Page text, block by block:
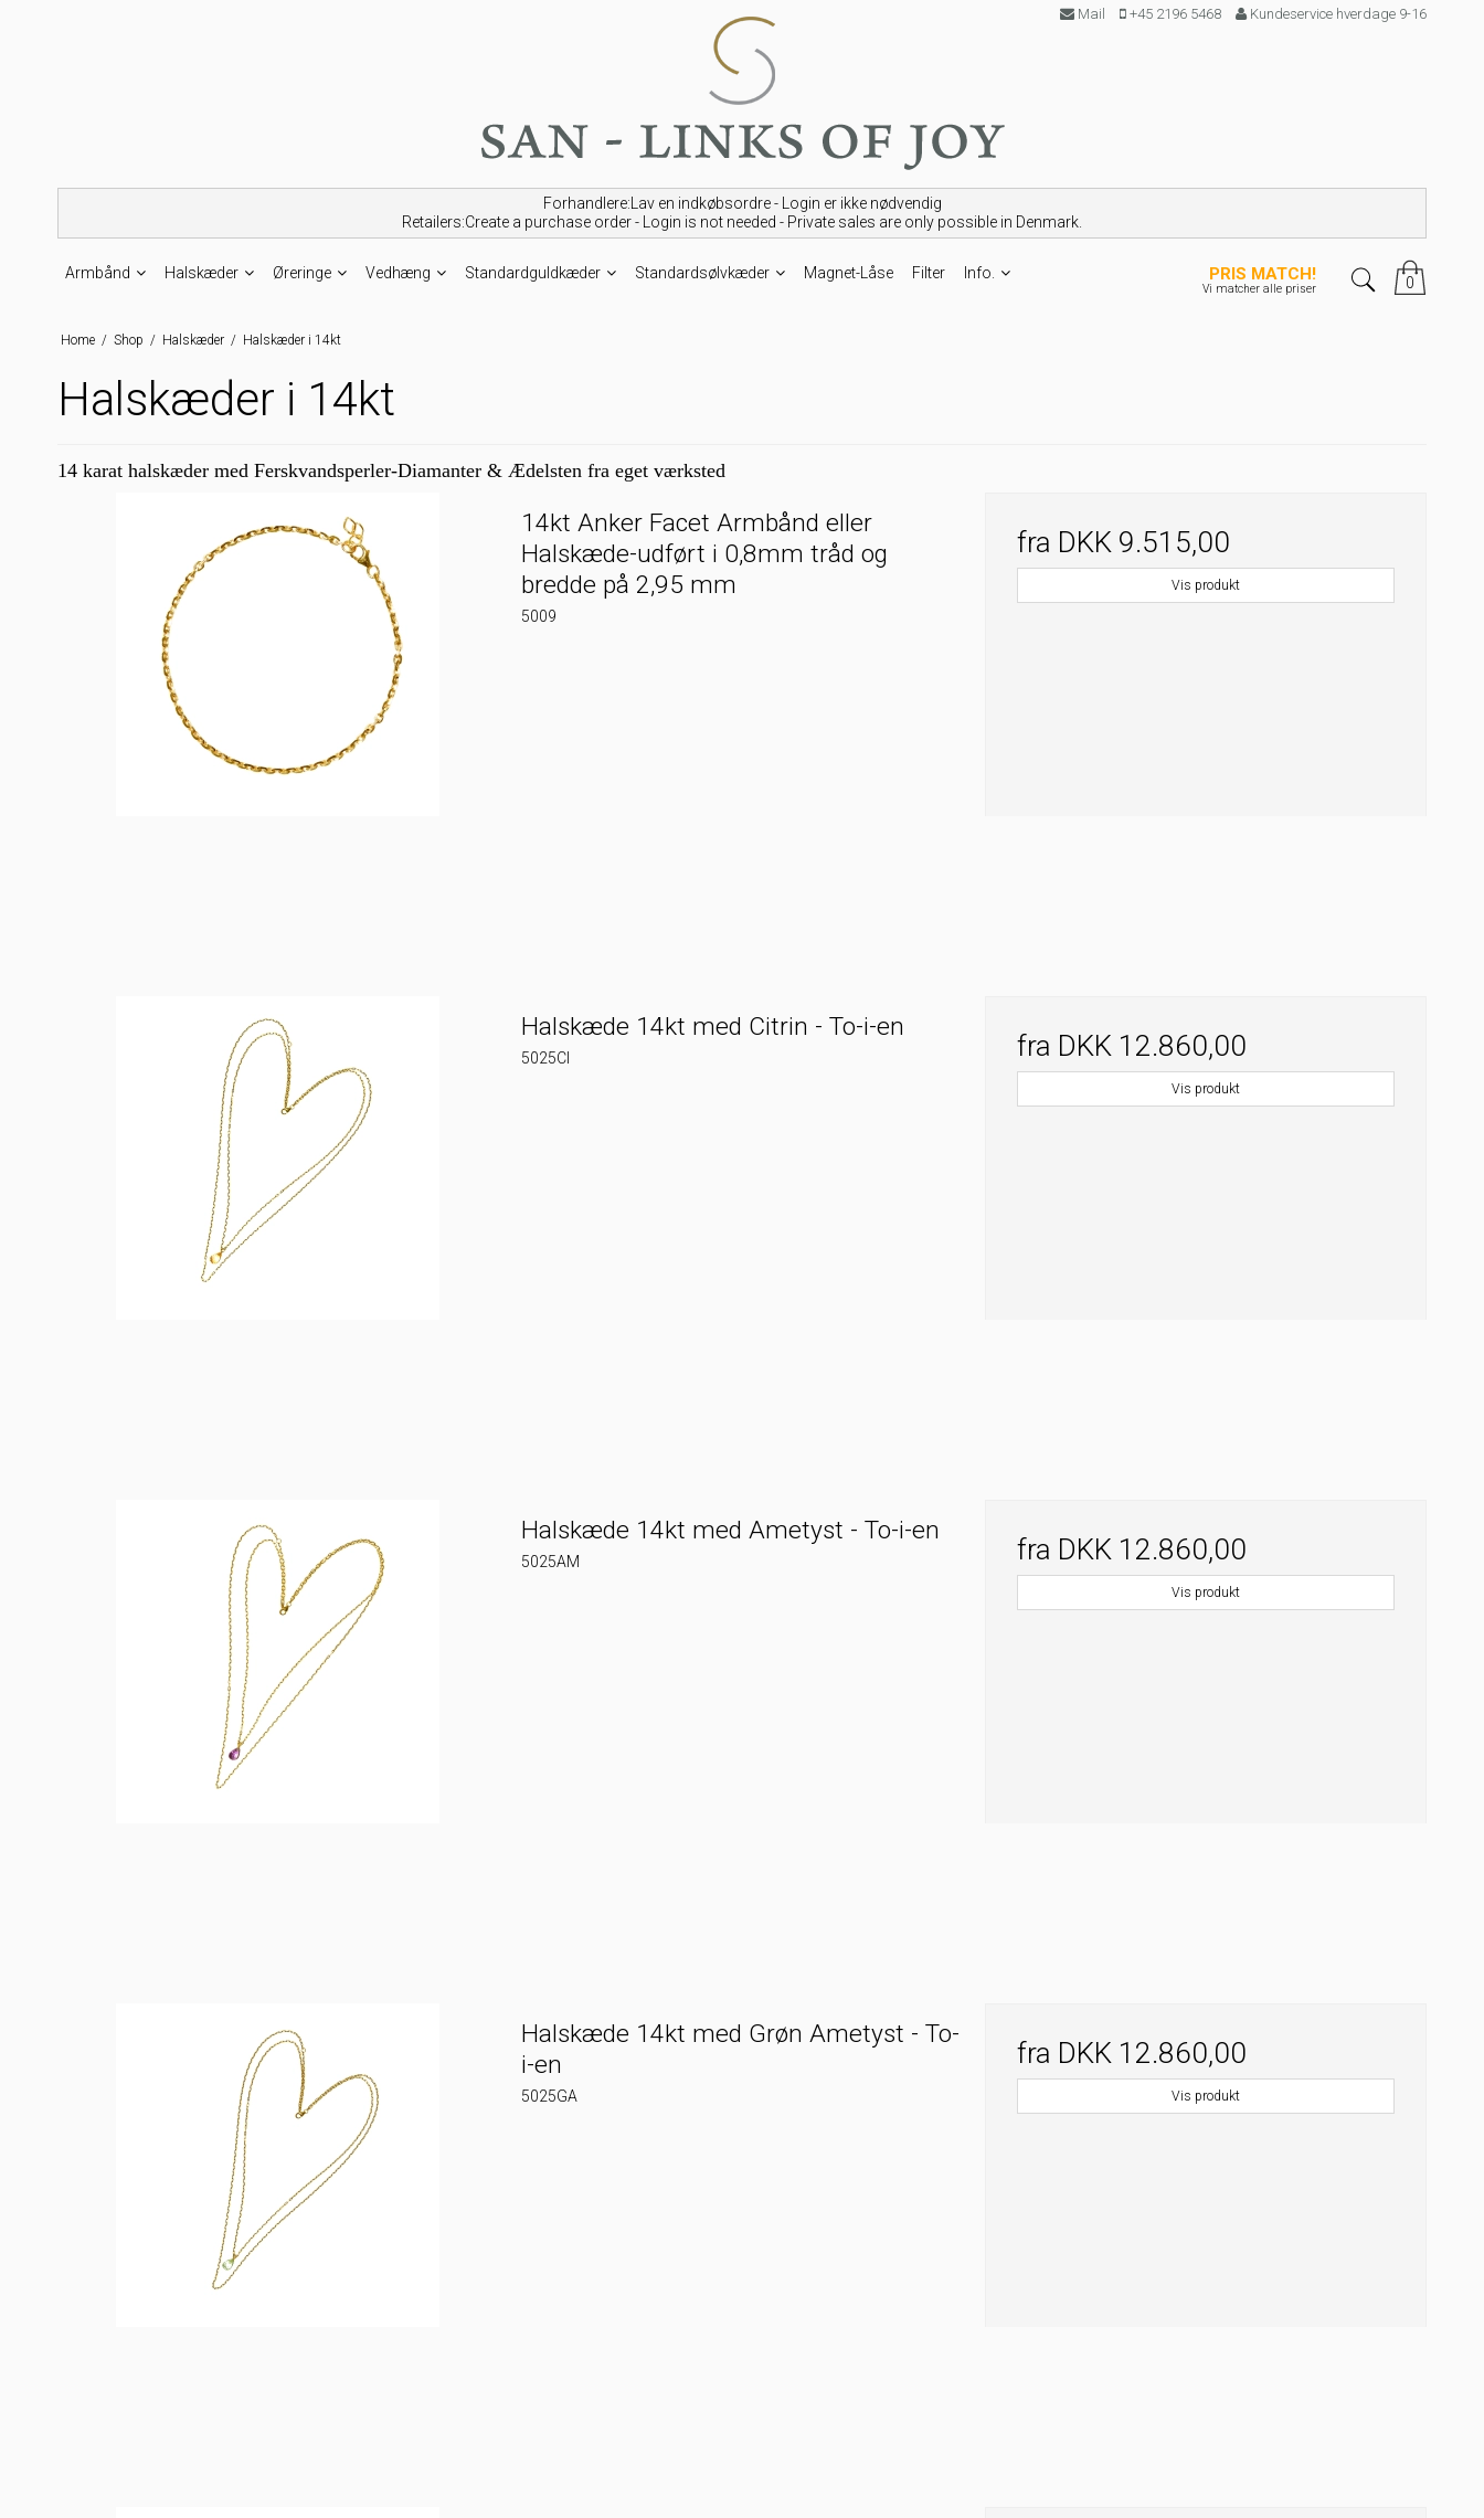
Mail +45 2196 5468 Kundeservice hverdage 9-16
Forhandlere:Lav en indkøbsordre - Login er ikke nødvendig
Retailers:Create a purchase order - Login is not needed - Private sales are only possible in Denmark.
Armbånd Halskæder Øreringe Vedhæng Standardguldkæder Standardsølvkæder Magnet-Låse Filter Info.
0
PRIS MATCH!
Vi matcher alle priser
Home / Shop / Halskæder / Halskæder i 14kt
Halskæder i 14kt
14 karat halskæder med Ferskvandsperler-Diamanter & Ædelsten fra eget værksted
14kt Anker Facet Armbånd eller
Halskæde-udført i 0,8mm tråd og
bredde på 2,95 mm
5009
fra DKK 9.515,00
Vis produkt
Halskæde 14kt med Citrin - To-i-en
5025CI fra DKK 12.860,00
Vis produkt
Halskæde 14kt med Ametyst - To-i-en
5025AM fra DKK 12.860,00
Vis produkt
Halskæde 14kt med Grøn Ametyst - To-
i-en
5025GA
fra DKK 12.860,00
Vis produkt